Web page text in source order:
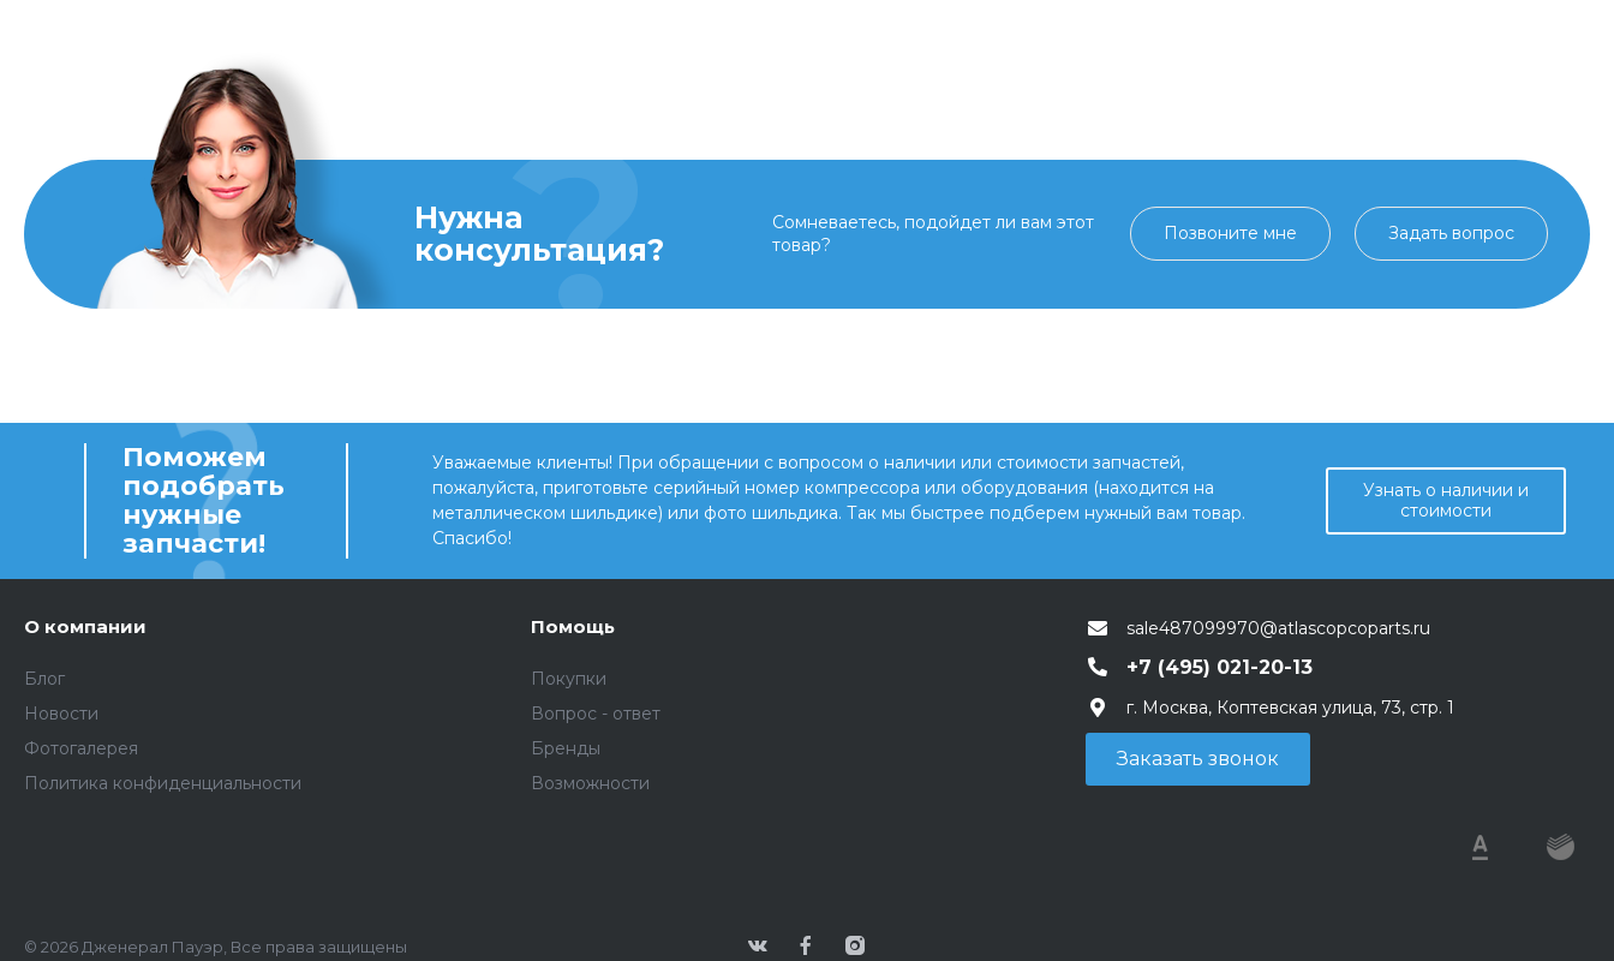
Нужна
консультация?
Сомневаетесь, подойдет ли вам этот
товар?
Позвоните мне Задать вопрос
Поможем
подобрать
нужные
запчасти!
Уважаемые клиенты! При обращении с вопросом о наличии или стоимости запчастей,
пожалуйста, приготовьте серийный номер компрессора или оборудования (находится на
металлическом шильдике) или фото шильдика. Так мы быстрее подберем нужный вам товар.
Спасибо!
Узнать о наличии и
стоимости
О компании
Блог
Новости
Фотогалерея
Политика конфиденциальности
Помощь
Покупки
Вопрос - ответ
Бренды
Возможности
sale487099970@atlascopcoparts.ru
+7 (495) 021-20-13
г. Москва, Коптевская улица, 73, стр. 1
Заказать звонок
© 2026 Дженерал Пауэр, Все права защищены